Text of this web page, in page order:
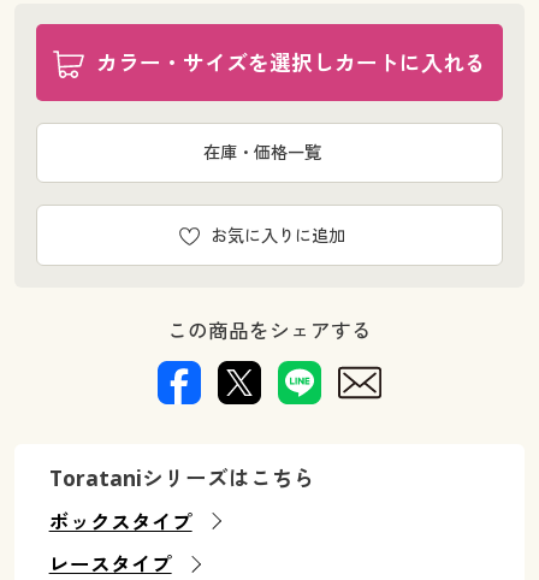
カラー・サイズを選択しカートに入れる
お気に入りに追加
在庫・価格一覧
この商品をシェアする
Torataniシリーズはこちら
ボックスタイプ
レースタイプ